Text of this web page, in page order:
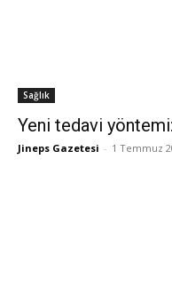
Sağlık
Yeni tedavi
Jineps Gazetesi - 1 Temmuz